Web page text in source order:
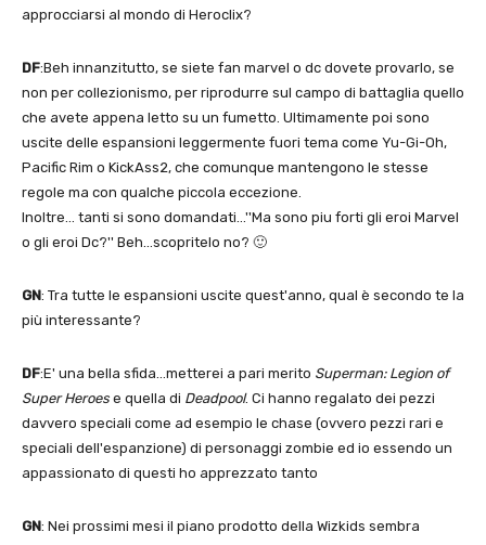
approcciarsi al mondo di Heroclix?
DF:Beh innanzitutto, se siete fan marvel o dc dovete provarlo, se
non per collezionismo, per riprodurre sul campo di battaglia quello
che avete appena letto su un fumetto. Ultimamente poi sono
uscite delle espansioni leggermente fuori tema come Yu-Gi-Oh,
Pacific Rim o KickAss2, che comunque mantengono le stesse
regole ma con qualche piccola eccezione.
Inoltre… tanti si sono domandati…''Ma sono piu forti gli eroi Marvel
o gli eroi Dc?'' Beh…scopritelo no? 🙂
GN: Tra tutte le espansioni uscite quest'anno, qual è secondo te la
più interessante?
DF:E' una bella sfida…metterei a pari merito Superman: Legion of
Super Heroes e quella di Deadpool. Ci hanno regalato dei pezzi
davvero speciali come ad esempio le chase (ovvero pezzi rari e
speciali dell'espanzione) di personaggi zombie ed io essendo un
appassionato di questi ho apprezzato tanto
GN: Nei prossimi mesi il piano prodotto della Wizkids sembra